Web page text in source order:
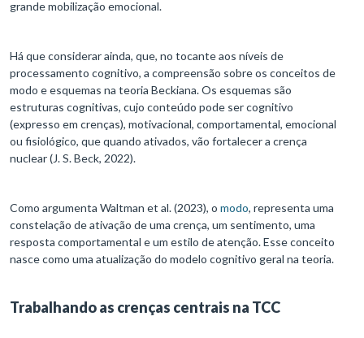
grande mobilização emocional.
Há que considerar ainda, que, no tocante aos níveis de
processamento cognitivo, a compreensão sobre os conceitos de
modo e esquemas na teoria Beckiana. Os esquemas são
estruturas cognitivas, cujo conteúdo pode ser cognitivo
(expresso em crenças), motivacional, comportamental, emocional
ou fisiológico, que quando ativados, vão fortalecer a crença
nuclear (J. S. Beck, 2022).
Como argumenta Waltman et al. (2023), o modo, representa uma
constelação de ativação de uma crença, um sentimento, uma
resposta comportamental e um estilo de atenção. Esse conceito
nasce como uma atualização do modelo cognitivo geral na teoria.
Trabalhando as crenças centrais na TCC